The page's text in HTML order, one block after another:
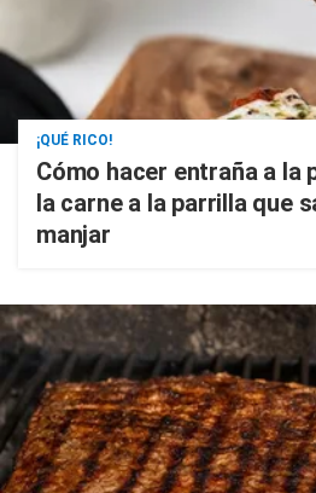
¡QUÉ RICO!
Cómo hacer entraña a la
la carne a la parrilla que
manjar